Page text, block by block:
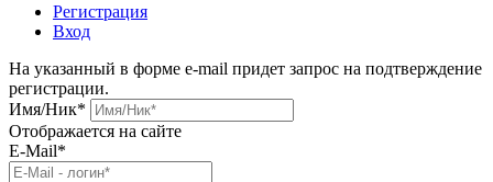
Регистрация
Вход
На указанный в форме e-mail придет запрос на подтверждение
регистрации.
Имя/Ник*
Отображается на сайте
E-Mail*